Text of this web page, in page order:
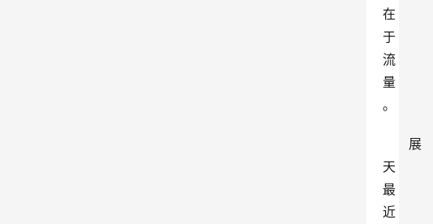
在
于
流
量
。
展
天
最
近